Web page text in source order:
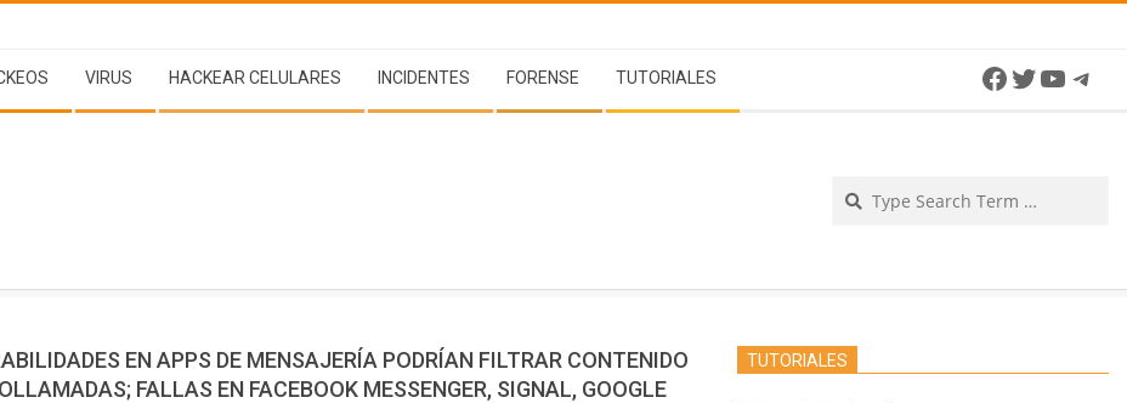
VIRUS HACKEAR CELULARES INCIDENTES FORENSE TUTORIALES Facebook
Twitter
EN APPS DE MENSAJERÍA PODRÍAN FILTRAR CONTENIDO
FALLAS EN FACEBOOK MESSENGER, SIGNAL, GOOGLE
TUTORIALES